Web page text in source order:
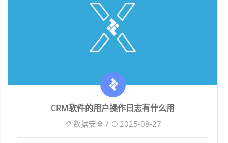
CRM软件的用户操作日志有什么用
数据安全 / 2025-08-27